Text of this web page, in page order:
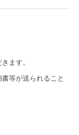
ます。
等が送られること